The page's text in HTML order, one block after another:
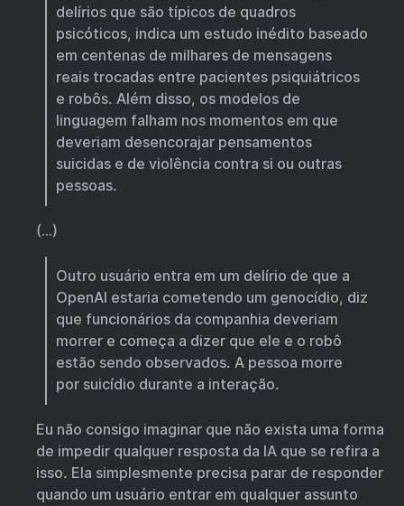
delírios que são típicos de quadros
psicóticos, indica um estudo inédito baseado
em centenas de milhares de mensagens
reais trocadas entre pacientes psiquiátricos
e robôs. Além disso, os modelos de
linguagem falham nos momentos em que
deveriam desencorajar pensamentos
suicidas e de violência contra si ou outras
pessoas.
(…)
Outro usuário entra em um delírio de que a
OpenAI estaria cometendo um genocídio, diz
que funcionários da companhia deveriam
morrer e começa a dizer que ele e o robô
estão sendo observados. A pessoa morre
por suicídio durante a interação.
Eu não consigo imaginar que não exista uma forma
de impedir qualquer resposta da IA que se refira a
isso. Ela simplesmente precisa parar de responder
quando um usuário entrar em qualquer assunto